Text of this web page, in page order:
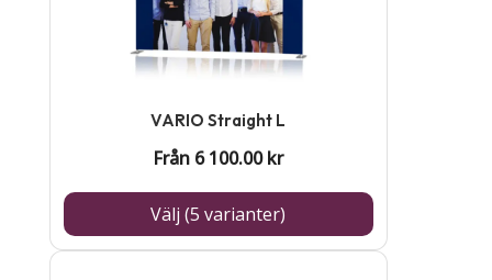
VARIO Straight L
Från 6 100.00kr
Välj (5 varianter)
varianter.
alternativen
kan
väljas